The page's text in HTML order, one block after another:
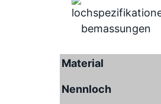
Material
Nennloch